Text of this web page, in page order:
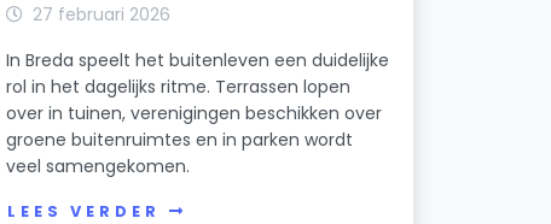
27 februari 2026
In Breda speelt het buitenleven een duidelijke
rol in het dagelijks ritme. Terrassen lopen
over in tuinen, verenigingen beschikken over
groene buitenruimtes en in parken wordt
veel samengekomen.
LEES VERDER